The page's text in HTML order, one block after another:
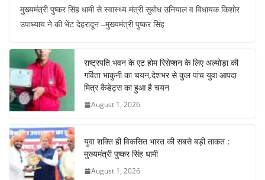
c
b
o
o
k
at
A
p
p
er
e
st
e
gr
a
m
k
dI
n
ar
मुख्यमंत्री पुष्कर सिंह धामी से स्वास्थ्य मंत्री सुबोध उनियाल व विधायक किशोर
उपाध्याय ने की भेंट देहरादून –मुख्यमंत्री पुष्कर सिंह
राष्ट्रपति भवन के एट होम रिसेप्शन के लिए अल्मोड़ा की
गर्विता भाकुनी का चयन,देशभर से कुल पांच युवा आपदा
मित्र कैडेट्स का हुआ है चयन
August 1, 2026
युवा शक्ति ही विकसित भारत की सबसे बड़ी ताकत :
मुख्यमंत्री पुष्कर सिंह धामी
August 1, 2026